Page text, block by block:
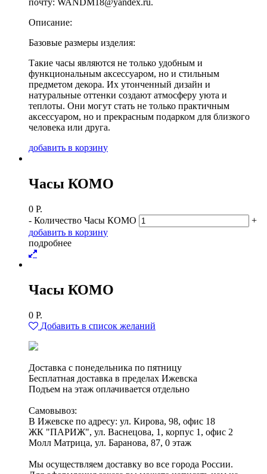
Описание:
Базовые размеры изделия:
Такие часы являются не только удобным и
функциональным аксессуаром, но и стильным
предметом декора. Их утонченный дизайн и
натуральные оттенки создают атмосферу уюта и
теплоты. Они могут стать не только практичным
аксессуаром, но и прекрасным подарком для близкого
человека или друга.
добавить в корзину
Часы КОМО
0 Р.
- Количество Часы КОМО
+
добавить в корзину
подробнее
Часы КОМО
0 Р.
Добавить в список желаний
Доставка с понедельника по пятницу
Бесплатная доставка в пределах Ижевска
Подъем на этаж оплачивается отдельно
Самовывоз:
В Ижевске по адресу: ул. Кирова, 98, офис 18
ЖК "ПАРИЖ", ул. Васнецова, 1, корпус 1, офис 2
Молл Матрица, ул. Баранова, 87, 0 этаж
Мы осуществляем доставку во все города России.